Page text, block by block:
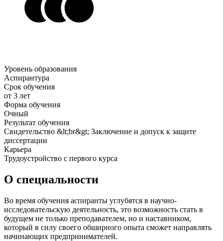
Уровень образования
Аспирантура
Срок обучения
от 3 лет
Форма обучения
Очный
Результат обучения
Свидетельство &lt;br&gt; Заключение и допуск к защите
диссертации
Карьера
Трудоустройство с первого курса
О специальности
Во время обучения аспиранты углубятся в научно-
исследовательскую деятельность, это возможность стать в
будущем не только преподавателем, но и наставником,
который в силу своего обширного опыта сможет направлять
начинающих предпринимателей.